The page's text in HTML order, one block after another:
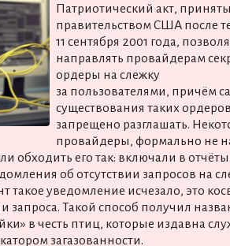
Патриотический акт,
правительством США после
11 сентября 2001 года,
направлять провайдерам
ордеры на слежку
за пользователями, причём
существования таких ордеров
запрещено разглашать.
провайдеры, формально не
обходить его так: включали в отчёты
об отсутствии запросов на
такое уведомление исчезало, это
запроса. Такой способ получил
в честь птиц, которые издавна
загазованности.